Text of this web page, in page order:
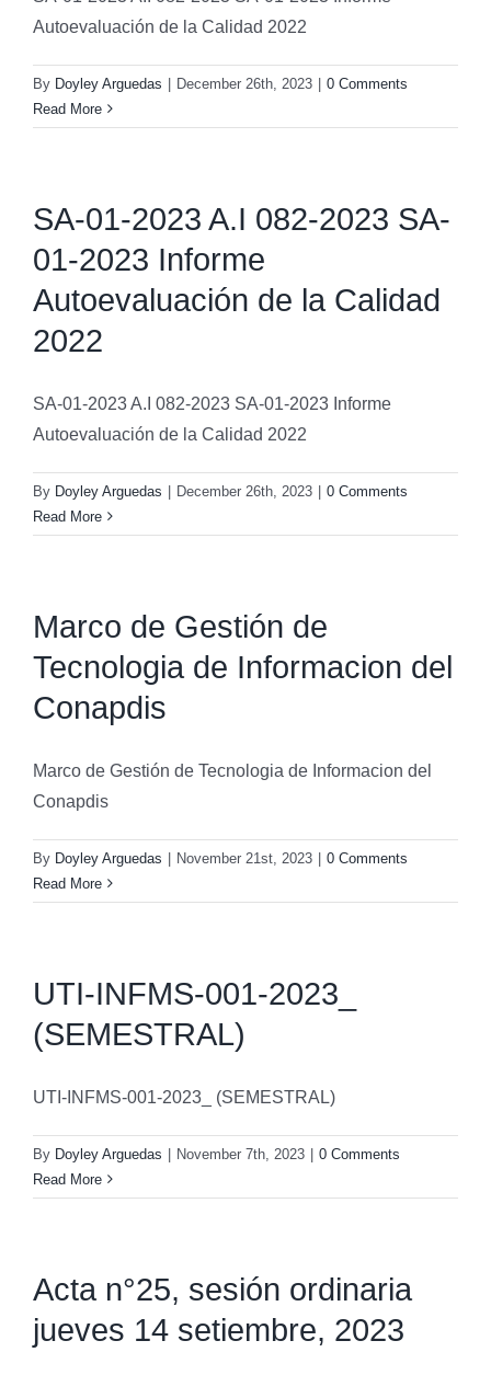
Autoevaluación de la Calidad 2022
By Doyley Arguedas December 26th, 2023
0 Comments
Read More
SA-01-2023 A.I 082-2023 SA-
01-2023 Informe
Autoevaluación de la Calidad
2022
SA-01-2023 A.I 082-2023 SA-01-2023 Informe
Autoevaluación de la Calidad 2022
By Doyley Arguedas December 26th, 2023
0 Comments
Read More
Marco de Gestión de
Tecnologia de Informacion del
Conapdis
Marco de Gestión de Tecnologia de Informacion del
Conapdis
By Doyley Arguedas November 21st, 2023
0 Comments
Read More
UTI-INFMS-001-2023_
(SEMESTRAL)
UTI-INFMS-001-2023_ (SEMESTRAL)
By Doyley Arguedas November 7th, 2023
0 Comments
Read More
Acta n°25, sesión ordinaria
jueves 14 setiembre, 2023